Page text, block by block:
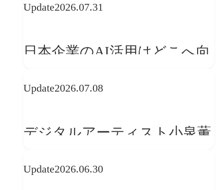
Update2026.07.31
日本企業のAI活用はどこへ向
レンドに見る「人間中心」へ
Update2026.07.08
デジタルアーティスト小泉薫
ークフロー設計と「ノイズと
Update2026.06.30